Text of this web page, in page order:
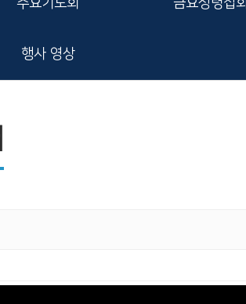
수요기도회 금요성령집회
행사 영상